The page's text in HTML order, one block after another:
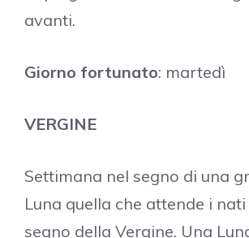
avanti.
Giorno fortunato: martedì
VERGINE
Settimana nel segno di una
Luna quella che attende i
segno della Vergine. Una